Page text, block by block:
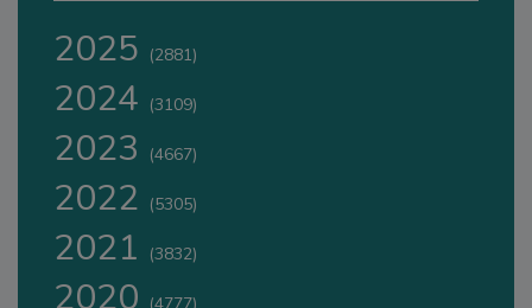
2025 (2881)
2024 (3109)
2023 (4667)
2022 (5305)
2021 (3832)
2020 (4777)